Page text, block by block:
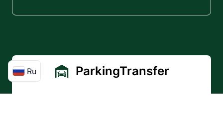
Ru ParkingTransfer